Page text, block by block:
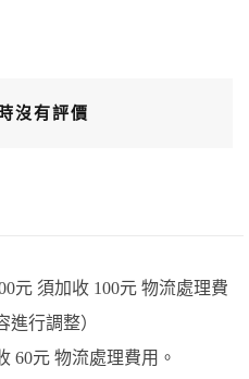
沒有評價
元 須加收 100元 物流處理費
行調整）
60元 物流處理費用。